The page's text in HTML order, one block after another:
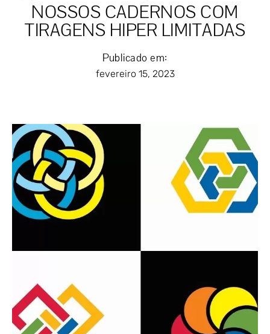
NOSSOS CADERNOS COM
TIRAGENS HIPER LIMITADAS
Publicado em:
fevereiro 15, 2023